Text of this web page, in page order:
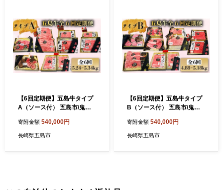
【6回定期便】五島牛タイプ
A（ソース付） 五島市/鬼岳
ランド牛 セット
寄附金額 540,000円
長崎県五島市
【6回定期便】五島牛タイプ
B（ソース付） 五島市/鬼岳
寄附金額 540,000円
長崎県五島市